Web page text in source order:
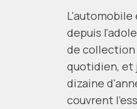
L'automobile
depuis
de collection
quotidien, et
dizaine
couvrent